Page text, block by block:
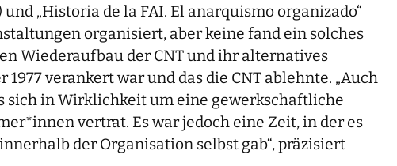
„Historia de la FAI. El anarquismo organizado“
organisiert, aber keine fand ein solches
Wiederaufbau der CNT und ihr alternatives
verankert war und das die CNT ablehnte. „Auch
sich in Wirklichkeit um eine gewerkschaftliche
vertrat. Es war jedoch eine Zeit, in der es
der Organisation selbst gab“, präzisiert